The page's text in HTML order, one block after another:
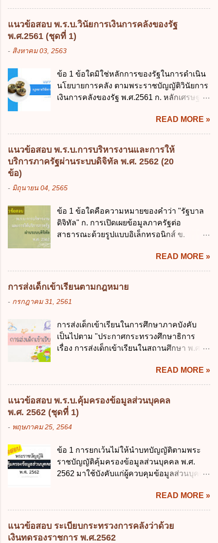
พฤศจิกายน 2561 เป็นต้นไป ข้อ 2. พระราช
บัญญัติวิธีการงบประมาณ พ.ศ. 2561 ไม่ได้
ยกเลิกกฎหมายฉบับใด 1. พระราชบัญญัติวิธี
การงบประมาณ พ.ศ. 2502 2. พระราชบัญญัติ
วิธีการงบประมาณ (ฉบับที่ 3) พ.ศ. 2511 3.
พ.ศ. 2544 4. ประกาศของคณะปฏิวัติ ฉบับที่
203 ลงวันที่ 31 สิงหาคม 2515 ข้อ 3. ข้อใดไม่
ถูกต้อง 1. นายกรัฐมนตรีมีอำนาจออกกฎเพื่อ
ประมาณ พ.ศ. 2561 2. นายกรัฐมนตรีเป็นผู้
รักษาการตามพระราช บัญญัติวิธีการงบ
ประมาณ พ.ศ. 2561 3. รัฐมนตรีว่าการ
กระทรวงการคลัง เป็นผู้รักษาการตามพระ
โปร่งใสและตรวจสอบได้ ข้อ 4. พระราช
บัญญัติวิธีการงบประมาณ พ.ศ. 2561 บัญญัติ
ให้การบริหา...
แนวข้อสอบ พ.ร.บ.วินัยการเงินการคลังของรัฐ
พ.ศ.2561 (ชุดที่ 1)
- สิงหาคม 03, 2563
ข้อ 1 ข้อใดมิใช่หลักการของรัฐในการดำเนิน
นโยบายการคลัง ตามพระราชบัญญัติวินัยการ
เงินการคลังของรัฐ พ.ศ.2561 ก. หลักเศรษฐกิจ
เศรษฐกิจ ค. หลักการพัฒนาทางเศรษฐกิจ
อย่างยั่งยืน ง. หลักความเป็นธรรมในสังคม ข้อ
2 สัดส่วนหนี้สาธารณะต่อผลิตภัณฑ์มวลรวม
ในประเทศเพื่อใช้เป็นกรอบในการบริหารหนี้
สาธารณะเป็นไปตามข้อใด ก. ไม่เกินร้อยละ 5
เกินร้อยละ 60 ข้อ 3 กฎหมายว่าด้วยวินัยการ
กฎหมายที่ให้จัดเก็บภาษีอากรหรือค่า
ธรรมเนียมเพิ่มขึ้นจากที่กำหนดไว้ในกฎหมาย
เพื่อการนำไปใช้จ่ายตามวัตถุประสงค์หรือเพื่อ
ข้อใด ก. เป็นไปตามความต้องการของชุมชน
ข. เพื่อป็นรายได้ขององค์กรปกครองส่วนท้อง
ถิ่น ค. มีเหตุจำเป็นหรือเหตุฉุกเฉินที่มิอาจหลีก
ปานกลางที่คณะรัฐมนตรีเห็นชอบแล้วไปใช้
ประกอบการพิจารณาในเรื่องต่อไปนี้ ยกเว้น
ข้อใด ก. การจัดเก็บหรือหารายได้ ข. การ
READ MORE »
แนวข้อสอบ พ.ร.บ.การบริหารงานและการให้
บริการภาครัฐผ่านระบบดิจิทัล พ.ศ. 2562 (20
ข้อ)
- มิถุนายน 04, 2565
ข้อ 1 ข้อใดคือความหมายของคำว่า "รัฐบาล
ดิจิทัล" ก. การเปิดเผยข้อมูลภาครัฐต่อ
สาธารณะด้วยรูปแบบอิเล็กทรอนิกส์ ข.
การบริหารงาน การให้บริการ การบูรณาการ
ข้อมูลภาครัฐ ค. วิธีการนำสัญลักษณ์ศูนย์และ
หนึ่ง เพื่อใช้สร้างระบบต่าง ๆ ง. สำนักงาน
พัฒนารัฐบาลดิจิทัล (องค์การมหาชน) ข้อ 2
การบริหารงานภาครัฐและการจัดทำบริการ
ดังต่อไปนี้ ยกเว้น ข้อใด ก. ให้มีการใช้ระบบ
ดิจิทัลอย่างคุ้มค่าและเต็มศักยภาพ ข. พัฒนา
โครงสร้างพื้นฐานด้านดิจิทัลที่จำเป็นให้เป็นไป
เครือข่ายดิจิทัล ง. เพิ่มประสิทธิภาคในการใช้
จ่ายงบประมาณให้เกิดความคุ้มค่าและเป็นไป
ตามเป้าหมาย ข้อ 3 ข้อใดกล่าวได้ถูกต้องที่สุด
เกี่ยวกับ "แผนพัฒนารัฐบาลดิจิทัล" ก. เป็นธร
รับผิดชอบในการบริหารจัดการข้อมูลของ
หน่วยงานของรัฐ ง. กำหนดกรอบและทิศทาง
การบริหารงานภาครัฐและการจัดทำบริการ
สาธารณะในรูปแบบดิจิทัล ข้อ 4 กรรมการ
พัฒนารัฐบาลดิจิทัลโดยตำแหน่ง ม...
READ MORE »
การส่งเด็กเข้าเรียนตามกฎหมาย
- กรกฎาคม 31, 2561
การส่งเด็กเข้าเรียนในการศึกษาภาคบังคับ
เป็นไปตาม "ประกาศกระทรวงศึกษาธิการ
เรื่อง การส่งเด็กเข้าเรียนในสถานศึกษา พ.ศ.
เรื่อง หลักเกณฑ์และวิธีการปฏิบัติสำหรับผู้ที่
มิใช่ผู้ปกครองซึ่งมีเด็กที่มีอายุในเกณฑ์การ
ศึกษาภาคบังคับอาศัยอยู่" ออกตามความใน
พระราชบัญญัติการศึกษาภาคบังคับ พ.ศ.
2545 ซึ่งเป็นกฎหมายที่มีโทษทางอาญา โดย
มีสาระสำคัญดังนี้ 1. คำว่า "เด็ก" หมายถึง เด็ก
เว้นแต่เด็กที่สอบได้ชั้นปีที่ 9 ของการศึกษา
ภาคบังคับแล้ว 2. ผู้ปกครอง คือ 2.1 บิดา
มารดา 2.2 บิดาหรือมารดา ซึ่งเป็นผู้ใช้
กฎหมายแพ่งและพาณิชย์ 2.4 บุคคลที่เด็ก
อยู่ด้วยเป็นประจำหรือที่เด็กอยู่รับใช้การงาน
3. ผู้ปกครองดังกล่าว มีหน้าที่ ส่งเด็กเข้าเรียน
ในสถานศึกษาในวันแรกของการเปิดเรียนภาค
READ MORE »
แนวข้อสอบ พ.ร.บ.คุ้มครองข้อมูลส่วนบุคคล
พ.ศ. 2562 (ชุดที่ 1)
- พฤษภาคม 25, 2564
ข้อ 1 การยกเว้นไม่ให้นำบทบัญญัติตามพระ
ราชบัญญัติคุ้มครองข้อมูลส่วนบุคคล พ.ศ.
2562 มาใช้บังคับแก่ผู้ควบคุมข้อมูลส่วนบุคคล
ข. พระราชกำหนด ค. พระราชกฤษฎีกา ง. กฎ
กระทรวง ข้อ 2 กฎหมายตามข้อ 1 กำหนด
หน่วยงานและกิจการใดที่ผู้ควบคุมข้อมูลส่วน
READ MORE »
แนวข้อสอบ ระเบียบกระทรวงการคลังว่าด้วย
เงินทดรองราชการ พ.ศ.2562